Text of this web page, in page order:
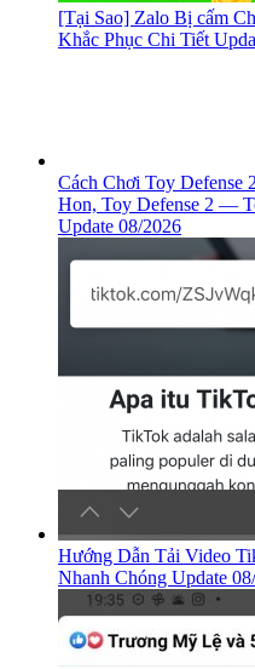
[Tại Sao] Zalo Bị cấm
Khắc Phục Chi Tiết
Cách Chơi Toy Defense
Hon, ‎Toy Defense 2 —
Update 08/2026
Hướng Dẫn Tải Video
Nhanh Chóng Update